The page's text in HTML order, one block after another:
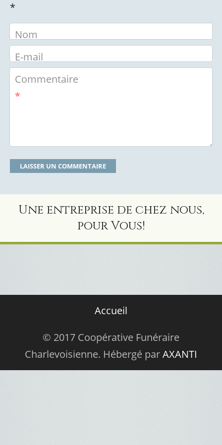
*
Nom
E-mail
Commentaire
*
Une entreprise de chez nous,
pour Vous!
Accueil
© 2017 Coopérative Funéraire
Charlevoisienne. Hébergé parAXANTI